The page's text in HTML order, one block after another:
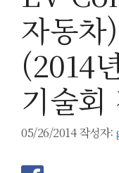
자동
(2014
기술회
05/26/2014 작성자: